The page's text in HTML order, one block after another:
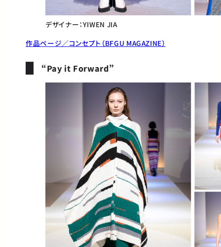
デザイナー：YIWEN JIA
作品ページ／コンセプト（BFGU MAGAZINE）
“Pay it Forward”